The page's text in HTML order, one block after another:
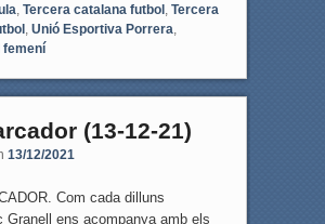
, Tercera catalana futbol , Tercera
, Unió Esportiva Porrera,
femení
(13-12-21)
13/12/2021
Com cada dilluns
Granell ens acompanya amb els